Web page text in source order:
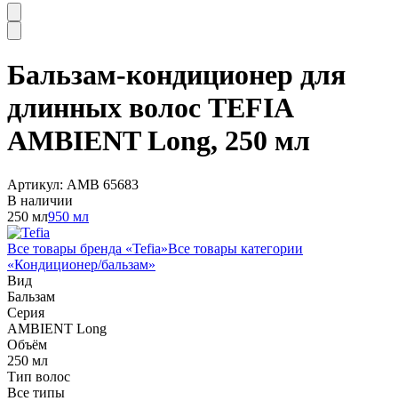
Бальзам-кондиционер для
длинных волос TEFIA
AMBIENT Long, 250 мл
Артикул: AMB 65683
В наличии
250 мл950 мл
Все товары бренда «Tefia»Все товары категории
«Кондиционер/бальзам»
Вид
Бальзам
Серия
AMBIENT Long
Объём
250 мл
Тип волос
Все типы